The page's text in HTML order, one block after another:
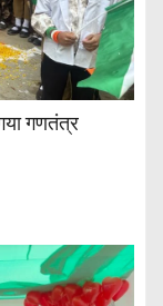
गणतंत्र